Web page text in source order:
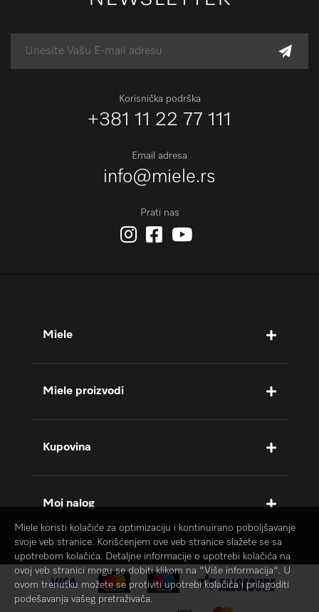
Korisnička podrška
+381 11 22 77 111
Email adresa
info@miele.rs
Prati nas
Miele
Miele proizvodi
Kupovina
Moj nalog
Miele koristi kolačiće za optimizaciju i kontinuirano poboljšavanje
svoje veb stranice. Korišćenjem ove veb stranice slažete se sa
upotrebom kolačića. Detaljne informacije o upotrebi kolačića na
ovoj veb stranici mogu se dobiti klikom na "Više informacija". U
ovom trenutku možete se protiviti upotrebi kolačića i prilagoditi
podešavanja vašeg pretraživača.